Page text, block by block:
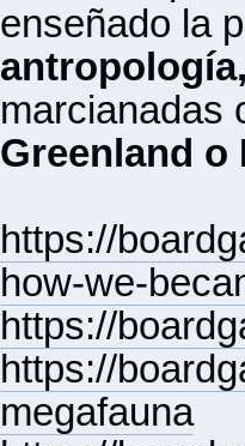
enseñado la
marcianadas
Greenland o
https://
how-we-
https://
https://
megafauna